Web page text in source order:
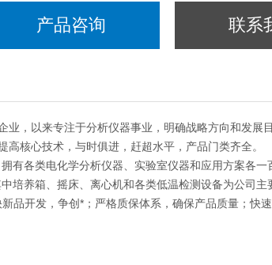
产品咨询 联系
，以来专注于分析仪器事业，明确战略方向和发展
核心技术，与时俱进，赶超水平，产品门类齐全。
有各类电化学分析仪器、实验室仪器和应用方案各一
培养箱、摇床、离心机和各类低温检测设备为公司主
品开发，争创*；严格质保体系，确保产品质量；快